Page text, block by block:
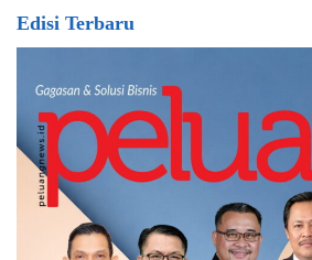
Edisi Terbaru